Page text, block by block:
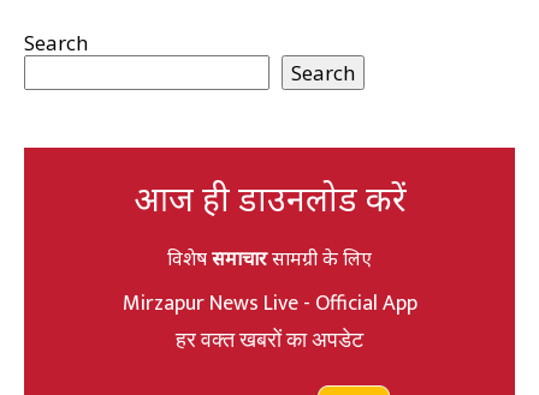
Search
Search
आज ही डाउनलोड करें
विशेषसमाचारसामग्री के लिए
Mirzapur News Live - Official App
हर वक्त खबरों का अपडेट